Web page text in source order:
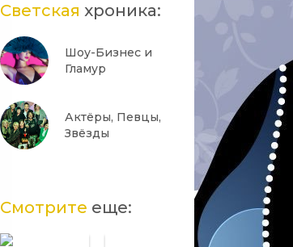
Светская хроника:
Шоу-Бизнес и
Гламур
Актёры, Певцы,
Звёзды
Смотрите еще: